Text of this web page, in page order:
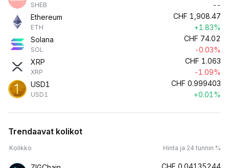
SHEB
--
Ethereum
ETH
CHF 1,908.47
+1.83%
Solana
SOL
CHF 74.02
-0.03%
XRP
XRP
CHF 1.063
-1.09%
USD1
USD1
CHF 0.999403
+0.01%
Trendaavat kolikot
Kolikko Hinta ja 24 tunnin %
CHF 0.04135244